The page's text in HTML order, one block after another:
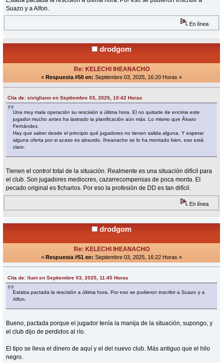
Suazo y a Alfon.
En línea
drodgom
Re: KELECHI IHEANACHO
« Respuesta #50 en: Septiembre 03, 2025, 16:20 Horas »
Cita de: sivigliano en Septiembre 03, 2025, 10:42 Horas
Una muy mala operación su rescisión a última hora. El no quitarte de encima este
jugador mucho antes ha lastrado la planificación aún más. Lo mismo que Álvaro
Fernández.
Hay que saber desde el principio qué jugadores no tienen salida alguna. Y esperar
alguna oferta por si acaso es absurdo. Iheanacho se lo ha montado bien, eso está
claro.
Tienen el control total de la situación. Realmente es una situación difícil para
el club. Son jugadores mediocres, cazarrecompensas de poca monta. El
pecado original es ficharlos. Por eso la profesión de DD es tan difícil.
En línea
drodgom
Re: KELECHI IHEANACHO
« Respuesta #51 en: Septiembre 03, 2025, 16:22 Horas »
Cita de: iluet en Septiembre 03, 2025, 11:45 Horas
Estaba pactada la rescisión a última hora. Por eso se pudieron inscribir a Suazo y a
Alfon.
Bueno, pactada porque el jugador tenía la manija de la situación, supongo, y
el club dijo de perdidos al río.
El tipo se lleva el dinero de aquí y el del nuevo club. Más antiguo que el hilo
negro.